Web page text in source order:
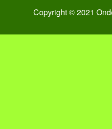
Copyright © 2021